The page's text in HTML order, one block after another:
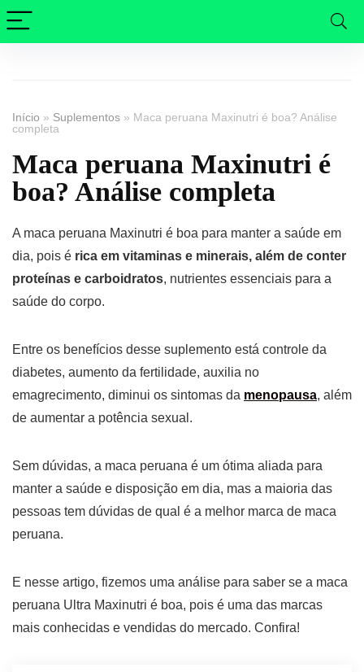
Início » Suplementos » Maca peruana Maxinutri é boa? Análise
completa
Maca peruana Maxinutri é
boa? Análise completa
A maca peruana Maxinutri é boa para manter a saúde em
dia, pois é rica em vitaminas e minerais, além de conter
proteínas e carboidratos, nutrientes essenciais para a
saúde do corpo.
Entre os benefícios desse suplemento está controle da
diabetes, aumento da fertilidade, auxilia no
emagrecimento, diminui os sintomas da menopausa, além
de aumentar a potência sexual.
Sem dúvidas, a maca peruana é um ótima aliada para
manter a saúde e disposição em dia, mas a maioria das
pessoas tem dúvidas de qual é a melhor marca de maca
peruana.
E nesse artigo, fizemos uma análise para saber se a maca
peruana Ultra Maxinutri é boa, pois é uma das marcas
mais conhecidas e vendidas do mercado. Confira!